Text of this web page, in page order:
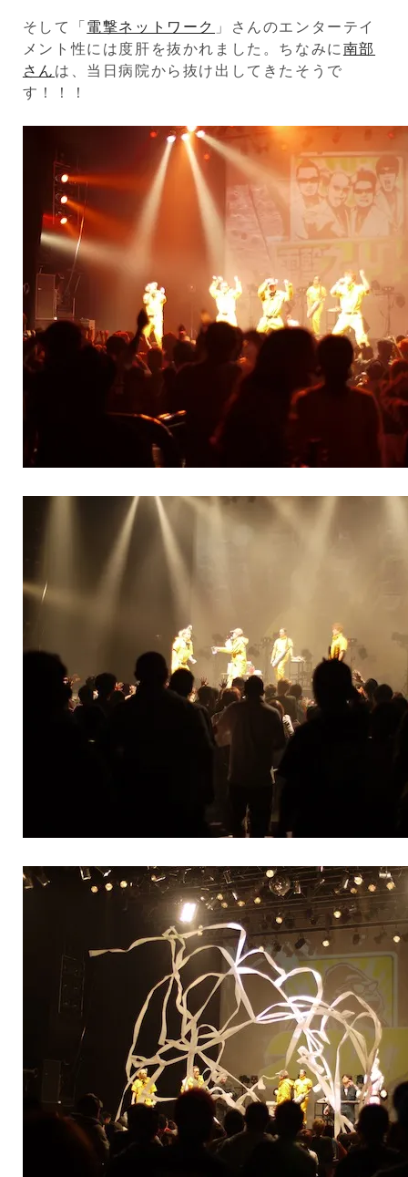
そして「 電撃ネットワーク
」さんのエンターテイ
メント性には度肝を抜かれました。ちなみに 南部
さん は、当日病院から抜け出してきたそうで
す！！！